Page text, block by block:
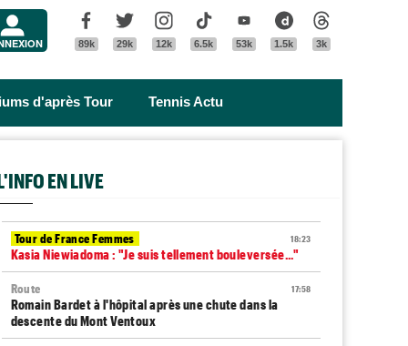
Facebook
89k
Twitter
29k
Instagram
12k
Tik Tok
6.5k
Youtube
53k
Dailymotion
1.5k 3k
d'après Tour Tennis Actu
EN LIVE
18:23
Tour de France Femmes
Kasia Niewiadoma : "Je suis tellement bouleversée..."
17:58
Route
Romain Bardet à l'hôpital après une chute dans la
descente du Mont Ventoux